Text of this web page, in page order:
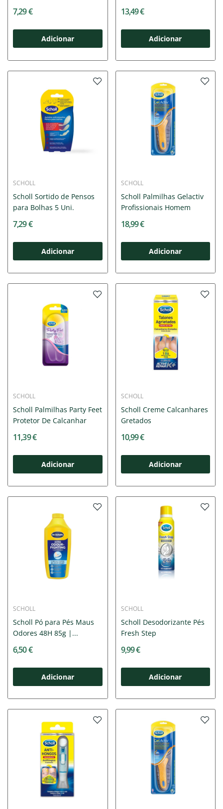
7,29 €
Adicionar
13,49 €
Adicionar
SCHOLL
Scholl Sortido de Pensos
para Bolhas 5 Uni.
7,29 €
Adicionar
SCHOLL
Scholl Palmilhas Gelactiv
Profissionais Homem
18,99 €
Adicionar
SCHOLL
Scholl Palmilhas Party Feet
Protetor De Calcanhar
11,39 €
Adicionar
SCHOLL
Scholl Creme Calcanhares
Gretados
10,99 €
Adicionar
SCHOLL
Scholl Pó para Pés Maus
Odores 48H 85g |...
6,50 €
Adicionar
SCHOLL
Scholl Desodorizante Pés
Fresh Step
9,99 €
Adicionar